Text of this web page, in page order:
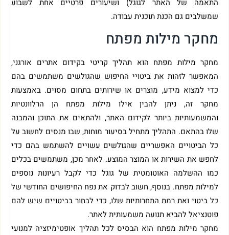
התאמה של האתר לגוגל) ושיעורים פרטיים אחת לשבוע
שמשלבים גם הכנת תוכנית עבודה.
מחקר מילות מפתח
מחקר מילות מפתח הוא תהליך קריטי בקידום אתרים אורגני,
המאפשר לזהות את ביטויי החיפוש שהגולשים משתמשים בהם
כדי למצוא מידע, מוצרים או שירותים בתחום מסוים. באמצעות
מחקר זה, ניתן להבין אילו מילות מפתח הן הרלוונטיות
והמשמעותיות ביותר לקידום האתר, ולהתאים את התוכן והמבנה
שלו בהתאם. התהליך מתחיל בסיעור מוחות, שבו מנסים לחשוב על
כל הביטויים האפשריים שהגולשים עשויים להשתמש בהם כדי
לחפש את השירות או המוצר המוצע. לאחר מכן, משתמשים בכלים
כמו ההשלמה האוטומטית של גוגל כדי לקבל רעיונות נוספים
למילות מפתח. בנוסף, חשוב לבדוק את נפח החיפושים החודשי של
כל ביטוי ואת רמת התחרותיות שלו, כדי לבחור בביטויים שיש להם
פוטנציאל להביא תנועה משמעותית לאתר.
מחקר מילות מפתח הוא הבסיס לכל תהליך אופטימיזציה למנועי